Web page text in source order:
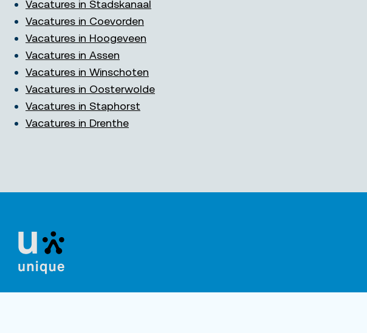
Vacatures in Stadskanaal
Vacatures in Coevorden
Vacatures in Hoogeveen
Vacatures in Assen
Vacatures in Winschoten
Vacatures in Oosterwolde
Vacatures in Staphorst
Vacatures in Drenthe